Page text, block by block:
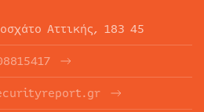
Αττικής, 183 45